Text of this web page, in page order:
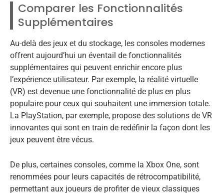
Comparer les Fonctionnalités
Supplémentaires
Au-delà des jeux et du stockage, les consoles modernes
offrent aujourd’hui un éventail de fonctionnalités
supplémentaires qui peuvent enrichir encore plus
l’expérience utilisateur. Par exemple, la réalité virtuelle
(VR) est devenue une fonctionnalité de plus en plus
populaire pour ceux qui souhaitent une immersion totale.
La PlayStation, par exemple, propose des solutions de VR
innovantes qui sont en train de redéfinir la façon dont les
jeux peuvent être vécus.
De plus, certaines consoles, comme la Xbox One, sont
renommées pour leurs capacités de rétrocompatibilité,
permettant aux joueurs de profiter de vieux classiques